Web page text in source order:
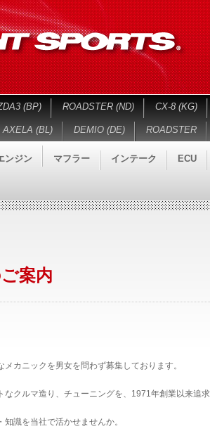
(BP) ROADSTER (ND) CX-8 (KG)
AXELA (BL) DEMIO (DE) ROADSTER
ンジン マフラー インテーク ECU
案内
カニックを男女を問わず募集しております。
なクルマ造り、チューニングを、1971年創業以来追
識を当社で活かせませんか。